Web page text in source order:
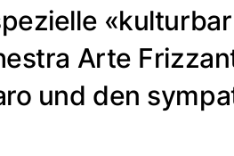
Arte
und den